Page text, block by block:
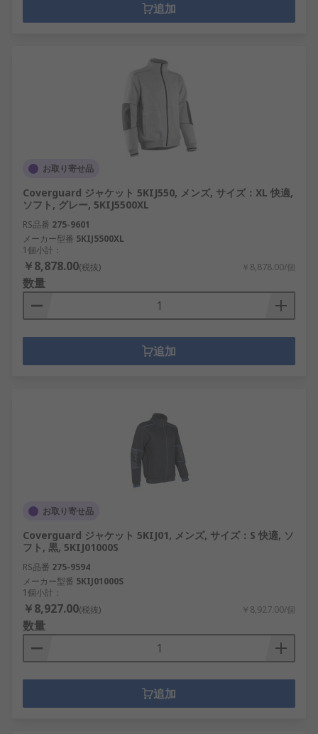
追加
お取り寄せ品
Coverguard ジャケット 5KIJ550, メンズ, サイズ：XL 快適,
ソフト, グレー, 5KIJ5500XL
RS品番 275-9601
メーカー型番 5KIJ5500XL
1個小計：
￥8,878.00(税抜) ￥8,878.00/個
数量
追加
お取り寄せ品
Coverguard ジャケット 5KIJ01, メンズ, サイズ：S 快適, ソ
フト, 黒, 5KIJ01000S
RS品番 275-9594
メーカー型番 5KIJ01000S
1個小計：
￥8,927.00(税抜) ￥8,927.00/個
数量
追加